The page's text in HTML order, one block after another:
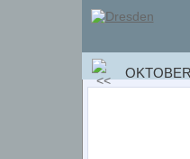
OKTOBER